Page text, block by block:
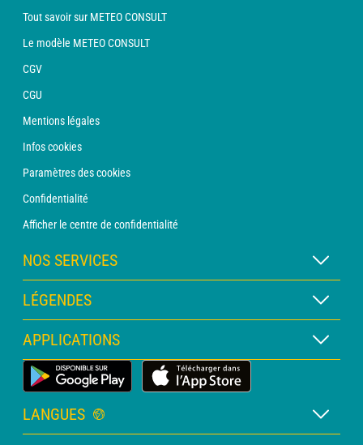
Tout savoir sur METEO CONSULT
Le modèle METEO CONSULT
CGV
CGU
Mentions légales
Infos cookies
Paramètres des cookies
Confidentialité
Afficher le centre de confidentialité
NOS SERVICES
Abonnement METEO Xpert
Abonnement METEO PRO
Consultation avec un prévisionniste
Bulletin PRO
LÉGENDES
Légende des cartes
Légende des pictogrammes
Glossaire
APPLICATIONS
Application Météo Terrestre
LANGUES